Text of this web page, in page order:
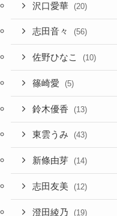
沢口愛華 (20)
志田音々 (56)
佐野ひなこ (10)
篠崎愛 (5)
鈴木優香 (13)
東雲うみ (43)
新條由芽 (14)
志田友美 (12)
澄田綾乃 (19)